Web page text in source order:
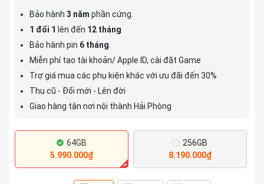
Bảo hành 3 năm phần cứng.
1 đổi 1 lên đến 12 tháng
Bảo hành pin 6 tháng
Miễn phí tạo tài khoản/ Apple ID, cài đặt Game
Trợ giá mua các phụ kiện khác với ưu đãi đến 30%
Thu cũ - Đổi mới - Lên đời
Giao hàng tận nơi nội thành Hải Phòng
64GB
5.990.000₫
256GB
8.190.000₫